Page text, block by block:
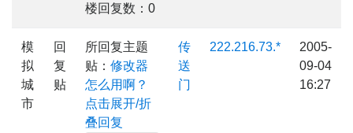
楼回复数：0
模
拟
城
市
回
复
贴
所回复主题
贴： 修改器
怎么用啊？
点击展开/折
叠回复
传
送
门
222.216.73.*
2005-
09-04
16:27